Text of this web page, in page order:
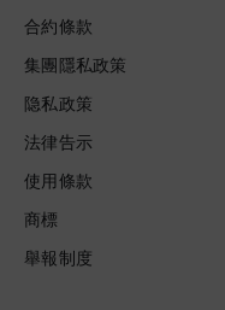
合約條款
集團隱私政策
隐私政策
法律告示
使用條款
商標
舉報制度